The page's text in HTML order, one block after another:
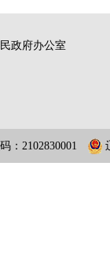
政府办公室
：2102830001